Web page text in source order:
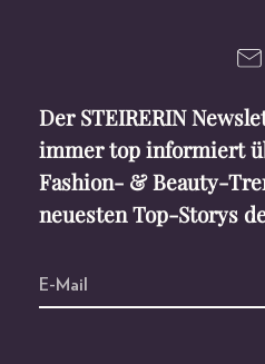
Der STEIRERIN
immer top informiert
Fashion- & Beauty-
neuesten Top-Storys